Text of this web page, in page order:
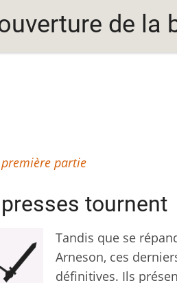
de la
partie
tournent
Tandis que se
Arneson, ces
définitives. Ils